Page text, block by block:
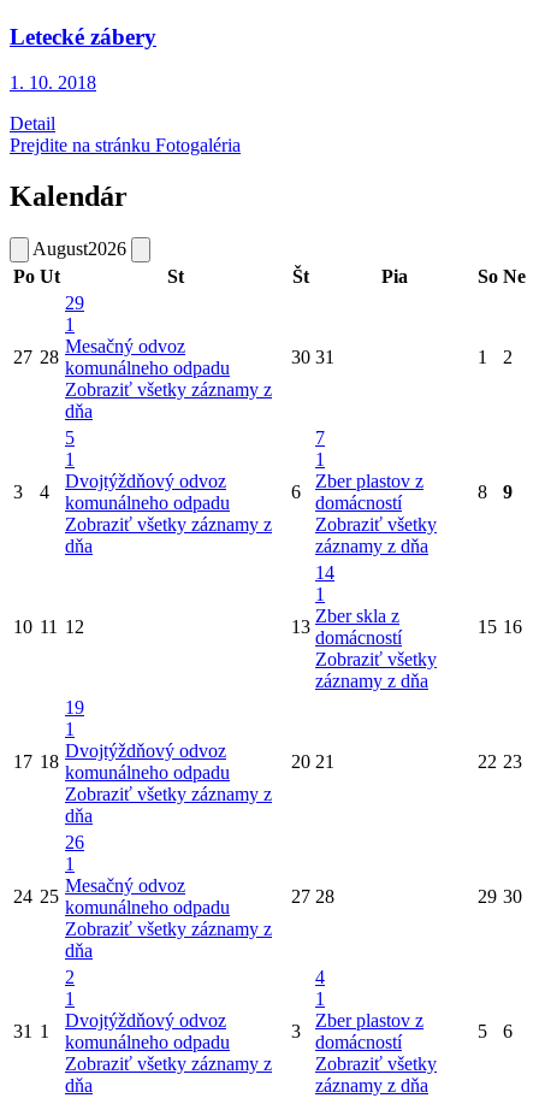
Letecké zábery
1. 10. 2018
Detail
Prejdite na stránku Fotogaléria
Kalendár
August2026
Po Ut St Št Pia So Ne
27 28
29
1
Mesačný odvoz
komunálneho odpadu
Zobraziť všetky záznamy z
dňa
30 31 1 2
3 4
5
1
Dvojtýždňový odvoz
komunálneho odpadu
Zobraziť všetky záznamy z
dňa
6
7
1
Zber plastov z
domácností
Zobraziť všetky
záznamy z dňa
8 9
10 11 12 13
14
1
Zber skla z
domácností
Zobraziť všetky
záznamy z dňa
15 16
17 18
19
1
Dvojtýždňový odvoz
komunálneho odpadu
Zobraziť všetky záznamy z
dňa
20 21 22 23
24 25
26
1
Mesačný odvoz
komunálneho odpadu
Zobraziť všetky záznamy z
dňa
27 28 29 30
31 1
2
1
Dvojtýždňový odvoz
komunálneho odpadu
Zobraziť všetky záznamy z
dňa
3
4
1
Zber plastov z
domácností
Zobraziť všetky
záznamy z dňa
5 6